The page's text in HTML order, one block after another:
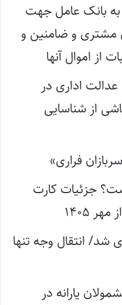
بانک عامل جهت
و ضامنین و
از اموال آنها
اداری در
از شناسایی
فراری»
جزئیات کارت
۱۴۰۵
شد/ انتقال وجه تنها
یارانه در